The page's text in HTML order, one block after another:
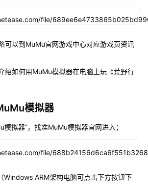
可以到MuMu官网游戏中心对应游戏页资讯
绍如何用MuMu模拟器在电脑上玩《荒野行
模拟器
模拟器”，找准MuMu模拟器官网进入；
Windows ARM架构电脑可点击下方按钮下